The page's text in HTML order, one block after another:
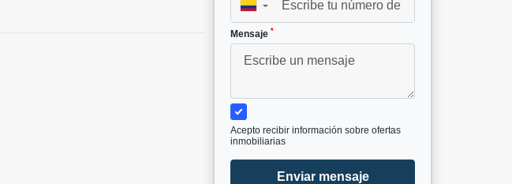
▼
Mensaje *
Acepto recibir información sobre ofertas
inmobiliarias
Enviar mensaje